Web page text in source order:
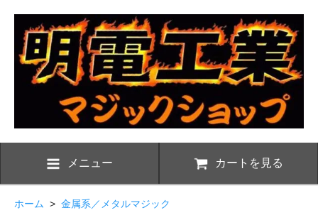
メニュー カートを見る
ホーム > 金属系／メタルマジック